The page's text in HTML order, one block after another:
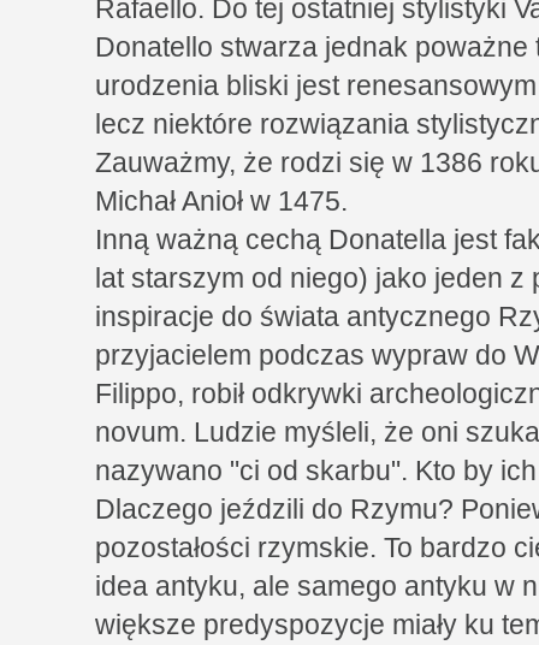
Rafaello. Do tej ostatniej stylistyki
Donatello stwarza jednak
urodzenia bliski jest
lecz niektóre rozwiązania
Zauważmy, że rodzi się w 1386
Michał Anioł w 1475.
Inną ważną cechą Donatella jest
lat starszym od niego) jako jeden z
inspiracje do świata antycznego
przyjacielem podczas wypraw do
Filippo, robił odkrywki
novum. Ludzie myśleli, że oni
nazywano "ci od skarbu". Kto by
Dlaczego jeździli do Rzymu?
pozostałości rzymskie. To bardzo
idea antyku, ale samego antyku w
większe predyspozycje miały ku